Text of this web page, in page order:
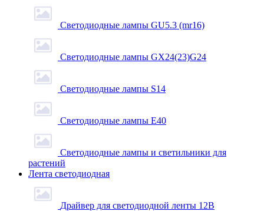
Светодиодные лампы GU5.3 (mr16)
Светодиодные лампы GX24(23)G24
Светодиодные лампы S14
Светодиодные лампы Е40
Светодиодные лампы и светильники для
растений
Лента светодиодная
Драйвер для светодиодной ленты 12В